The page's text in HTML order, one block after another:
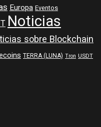
Europa Eventos
Noticias
sobre Blockchain
TERRA (LUNA) Tron USDT